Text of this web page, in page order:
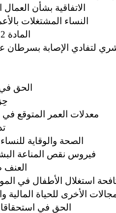
الاتفاقية بشأن
النساء المشتغلات
المادة 12 - الصحة
لتفادي الإصابة بسرطان
الحق
معدلات العمر المتوقع في عام
الصحة والوقاية
فيروس نقص المناعة
العنف
استغلال الأطفال في
الحق في